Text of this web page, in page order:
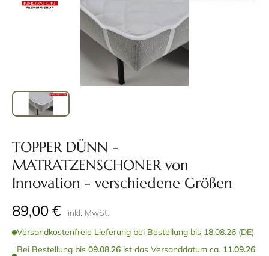
TOPPER DÜNN -
MATRATZENSCHONER von
Innovation - verschiedene Größen
89,00 €
inkl. MwSt.
Versandkostenfreie Lieferung bei Bestellung bis 18.08.26 (DE)
Bei Bestellung bis 09.08.26 ist das Versanddatum ca. 11.09.26